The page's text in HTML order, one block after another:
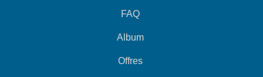
FAQ
Album
Offres